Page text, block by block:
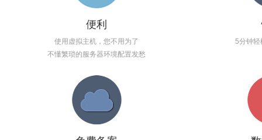
便利
使用虚拟主机，您不用为了
不懂繁琐的服务器环境配置发愁
5分钟轻